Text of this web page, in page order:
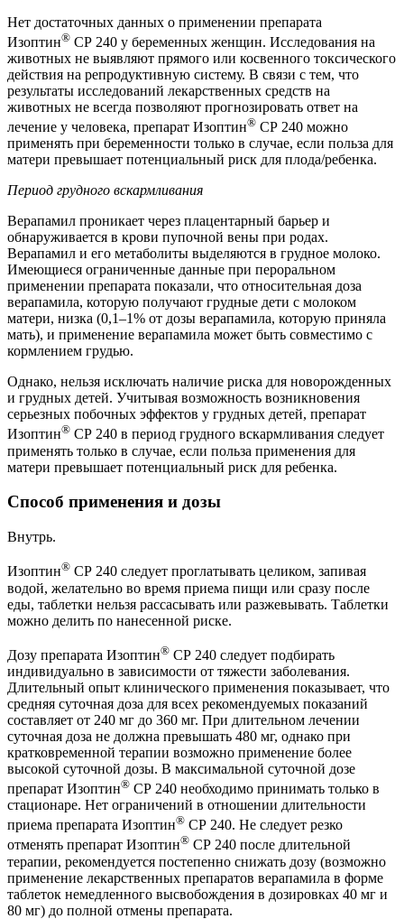
Нет достаточных данных о применении препарата
Изоптин® СР 240 у беременных женщин. Исследования на
животных не выявляют прямого или косвенного токсического
действия на репродуктивную систему. В связи с тем, что
результаты исследований лекарственных средств на
животных не всегда позволяют прогнозировать ответ на
лечение у человека, препарат Изоптин® СР 240 можно
применять при беременности только в случае, если польза для
матери превышает потенциальный риск для плода/ребенка.
Период грудного вскармливания
Верапамил проникает через плацентарный барьер и
обнаруживается в крови пупочной вены при родах.
Верапамил и его метаболиты выделяются в грудное молоко.
Имеющиеся ограниченные данные при пероральном
применении препарата показали, что относительная доза
верапамила, которую получают грудные дети с молоком
матери, низка (0,1–1% от дозы верапамила, которую приняла
мать), и применение верапамила может быть совместимо с
кормлением грудью.
Однако, нельзя исключать наличие риска для новорожденных
и грудных детей. Учитывая возможность возникновения
серьезных побочных эффектов у грудных детей, препарат
Изоптин® СР 240 в период грудного вскармливания следует
применять только в случае, если польза применения для
матери превышает потенциальный риск для ребенка.
Способ применения и дозы
Внутрь.
Изоптин® СР 240 следует проглатывать целиком, запивая
водой, желательно во время приема пищи или сразу после
еды, таблетки нельзя рассасывать или разжевывать. Таблетки
можно делить по нанесенной риске.
Дозу препарата Изоптин® СР 240 следует подбирать
индивидуально в зависимости от тяжести заболевания.
Длительный опыт клинического применения показывает, что
средняя суточная доза для всех рекомендуемых показаний
составляет от 240 мг до 360 мг. При длительном лечении
суточная доза не должна превышать 480 мг, однако при
кратковременной терапии возможно применение более
высокой суточной дозы. В максимальной суточной дозе
препарат Изоптин® СР 240 необходимо принимать только в
стационаре. Нет ограничений в отношении длительности
приема препарата Изоптин® СР 240. Не следует резко
отменять препарат Изоптин® СР 240 после длительной
терапии, рекомендуется постепенно снижать дозу (возможно
применение лекарственных препаратов верапамила в форме
таблеток немедленного высвобождения в дозировках 40 мг и
80 мг) до полной отмены препарата.